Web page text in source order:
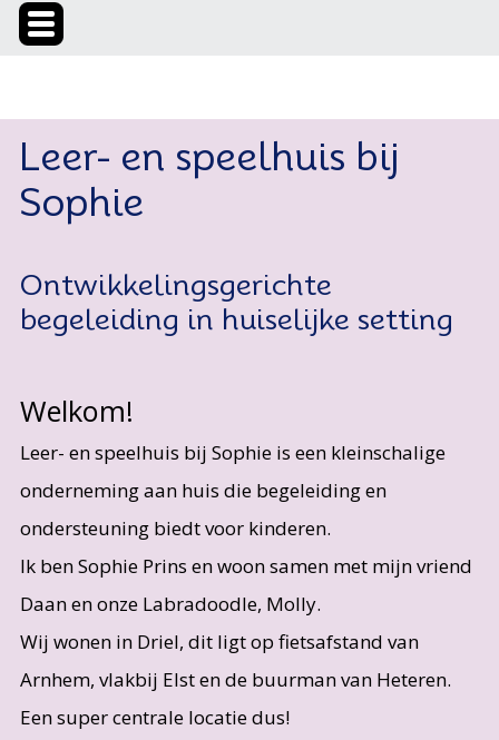
Leer- en speelhuis bij
Sophie
Ontwikkelingsgerichte
begeleiding in huiselijke setting
Welkom!
Leer- en speelhuis bij Sophie is een kleinschalige
onderneming aan huis die begeleiding en
ondersteuning biedt voor kinderen.
Ik ben Sophie Prins en woon samen met mijn vriend
Daan en onze Labradoodle, Molly.
Wij wonen in Driel, dit ligt op fietsafstand van
Arnhem, vlakbij Elst en de buurman van Heteren.
Een super centrale locatie dus!